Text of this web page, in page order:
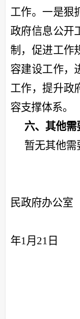
工作。一是狠
政府信息公开
制，促进工作
容建设工作，
工作，提升政
容支撑体系。
六、其他需
暂无其他需
民政府办公室
年1月21日